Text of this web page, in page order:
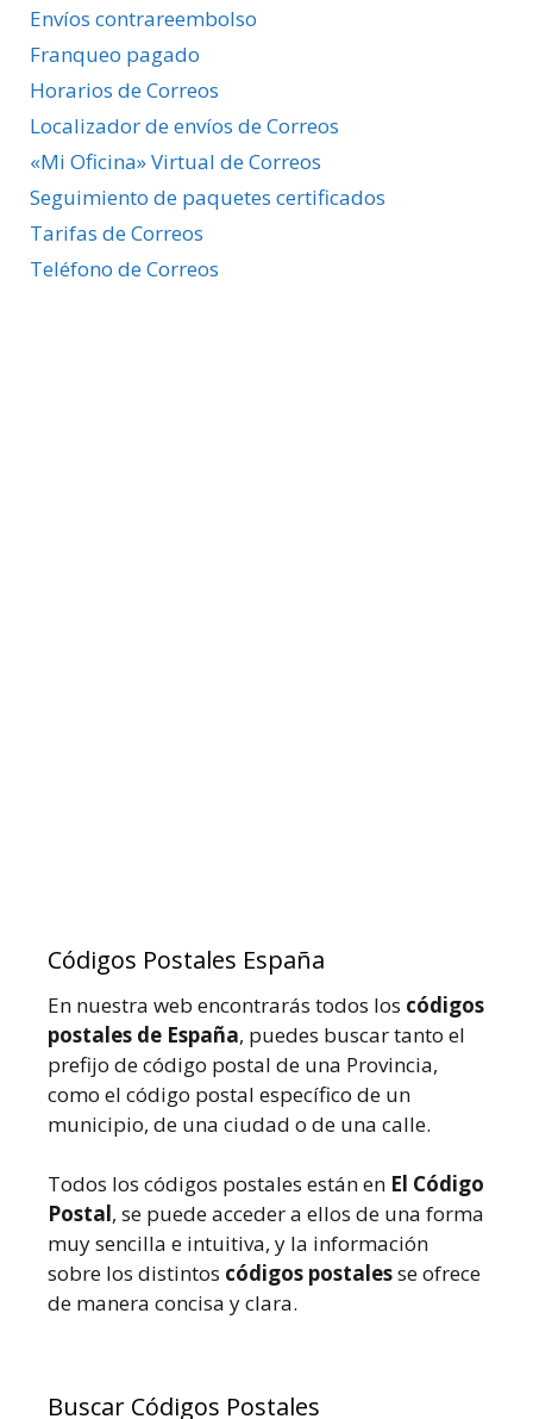
Envíos contrareembolso
Franqueo pagado
Horarios de Correos
Localizador de envíos de Correos
«Mi Oficina» Virtual de Correos
Seguimiento de paquetes certificados
Tarifas de Correos
Teléfono de Correos
Códigos Postales España
En nuestra web encontrarás todos los códigos
postales de España, puedes buscar tanto el
prefijo de código postal de una Provincia,
como el código postal específico de un
municipio, de una ciudad o de una calle.
Todos los códigos postales están en El Código
Postal, se puede acceder a ellos de una forma
muy sencilla e intuitiva, y la información
sobre los distintos códigos postalesse ofrece
de manera concisa y clara.
Buscar Códigos Postales